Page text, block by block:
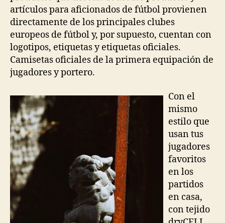
artículos para aficionados de fútbol provienen
directamente de los principales clubes
europeos de fútbol y, por supuesto, cuentan con
logotipos, etiquetas y etiquetas oficiales.
Camisetas oficiales de la primera equipación de
jugadores y portero.
Con el
mismo
estilo que
usan tus
jugadores
favoritos
en los
partidos
en casa,
con tejido